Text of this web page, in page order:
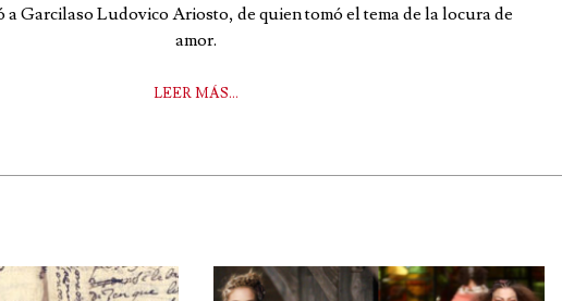
Garcilaso Ludovico Ariosto, de quien tomó el tema de la locura de
amor.
LEER MÁS…